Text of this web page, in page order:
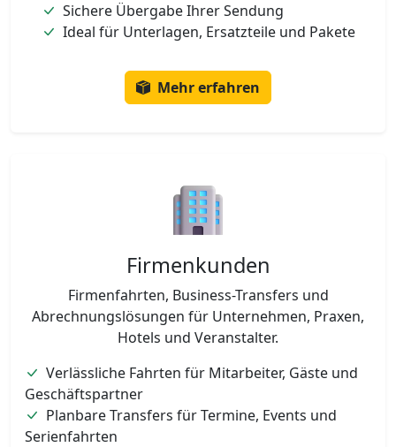
Sichere Übergabe Ihrer Sendung
Ideal für Unterlagen, Ersatzteile und Pakete
Mehr erfahren
Firmenkunden
Firmenfahrten, Business-Transfers und
Abrechnungslösungen für Unternehmen, Praxen,
Hotels und Veranstalter.
Verlässliche Fahrten für Mitarbeiter, Gäste und
Geschäftspartner
Planbare Transfers für Termine, Events und
Serienfahrten